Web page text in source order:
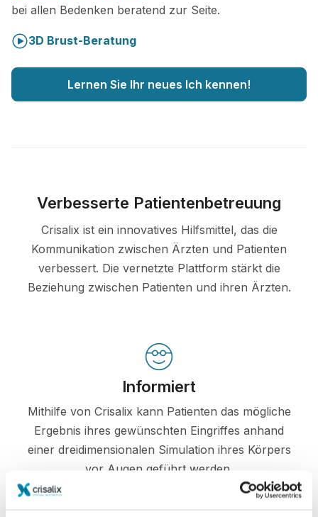
bei allen Bedenken beratend zur Seite.
3D Brust-Beratung
Lernen Sie Ihr neues Ich kennen!
Verbesserte Patientenbetreuung
Crisalix ist ein innovatives Hilfsmittel, das die
Kommunikation zwischen Ärzten und Patienten
verbessert. Die vernetzte Plattform stärkt die
Beziehung zwischen Patienten und ihren Ärzten.
Informiert
Mithilfe von Crisalix kann Patienten das mögliche
Ergebnis ihres gewünschten Eingriffes anhand
einer dreidimensionalen Simulation ihres Körpers
vor Augen geführt werden.